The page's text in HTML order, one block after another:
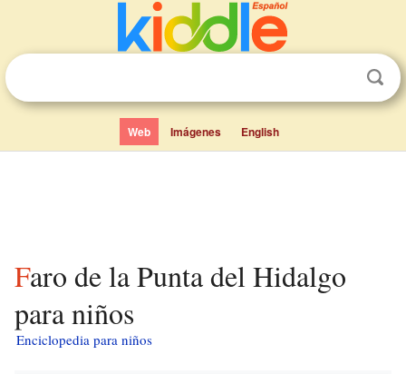
Web Imágenes English
Faro de la Punta del Hidalgo
para niños
Enciclopedia para niños